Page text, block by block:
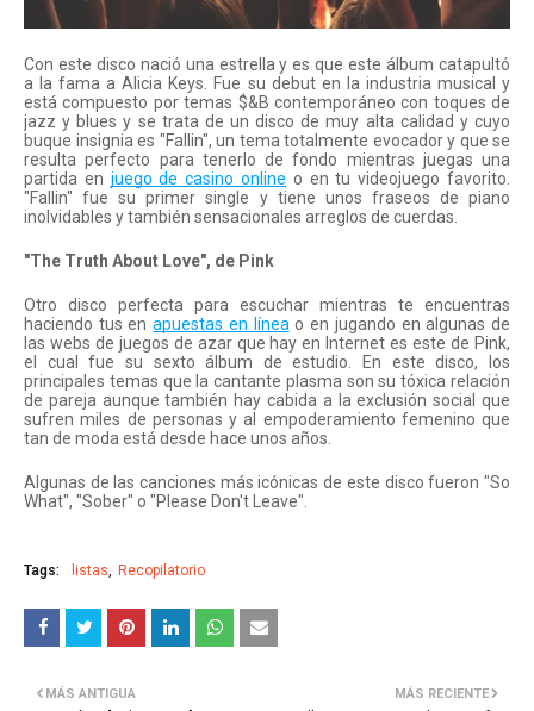
Con este disco nació una estrella y es que este álbum catapultó
a la fama a Alicia Keys. Fue su debut en la industria musical y
está compuesto por temas $&B contemporáneo con toques de
jazz y blues y se trata de un disco de muy alta calidad y cuyo
buque insignia es "Fallin", un tema totalmente evocador y que se
resulta perfecto para tenerlo de fondo mientras juegas una
partida en juego de casino online o en tu videojuego favorito.
"Fallin" fue su primer single y tiene unos fraseos de piano
inolvidables y también sensacionales arreglos de cuerdas.
"The Truth About Love", de Pink
Otro disco perfecta para escuchar mientras te encuentras
haciendo tus en apuestas en línea o en jugando en algunas de
las webs de juegos de azar que hay en Internet es este de Pink,
el cual fue su sexto álbum de estudio. En este disco, los
principales temas que la cantante plasma son su tóxica relación
de pareja aunque también hay cabida a la exclusión social que
sufren miles de personas y al empoderamiento femenino que
tan de moda está desde hace unos años.
Algunas de las canciones más icónicas de este disco fueron "So
What", "Sober" o "Please Don't Leave".
Tags: listas Recopilatorio
MÁS RECIENTE
MÁS ANTIGUA